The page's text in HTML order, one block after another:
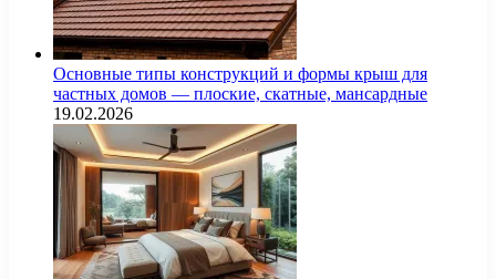
Основные типы конструкций и формы крыш для
частных домов — плоские, скатные, мансардные
19.02.2026